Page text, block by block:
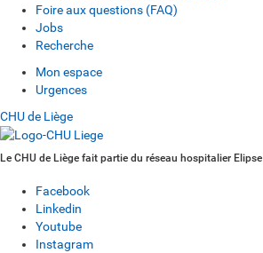
Foire aux questions (FAQ)
Jobs
Recherche
Mon espace
Urgences
CHU de Liège
Le CHU de Liège fait partie du réseau hospitalier Elipse
Facebook
Linkedin
Youtube
Instagram